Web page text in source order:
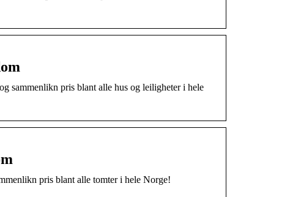
sammenlikn pris blant alle hus og leiligheter i hele
pris blant alle tomter i hele Norge!